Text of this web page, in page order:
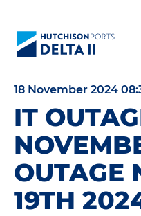
18 November 2024
IT
OUTAGE
19TH